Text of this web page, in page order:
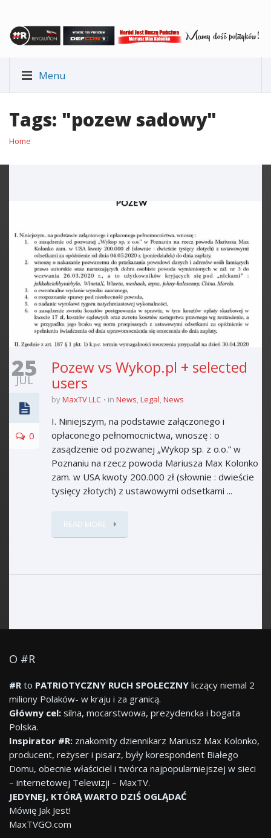
Menu
Tags: "pozew sadowy"
Home
25
JUL
0
Pozew vs Wykop.pl + selected
users
byMaxTV LLC in News,Legal,News
I. Niniejszym, na podstawie załączonego i
opłaconego pełnomocnictwa, wnoszę : o
zasądzenie od pozwanej „Wykop sp. z o.o.” w
Poznaniu na rzecz powoda Mariusza Max Kolonko
zam. w USA kwoty 200.000 zł (słownie : dwieście
tysięcy złotych) z ustawowymi odsetkami ...
READ MORE
O #R
#Rto PATRIOTYCZNY RUCH SPOŁECZNY liczący niemal 2
miliony Polaków- w kraju i za granicą.
Główny cel: silna, mocarstwowa, prezydencka i bogata
Polska.
Inspirator #R: znakomity dziennikarz Mariusz Max Kolonko,
producent, reżyser i pisarz, były korespondent Białego
Domu, obecnie właściciel i twórca najpopularniejszej w sieci
– internetowej Telewizji – MaxTV.
JEDYNEJ, KTÓRĄ WARTO DZIŚ OGLĄDAĆ
Mówię Jak Jest!
MaxTVGO.com